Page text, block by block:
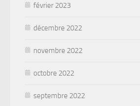
février 2023
décembre 2022
novembre 2022
octobre 2022
septembre 2022